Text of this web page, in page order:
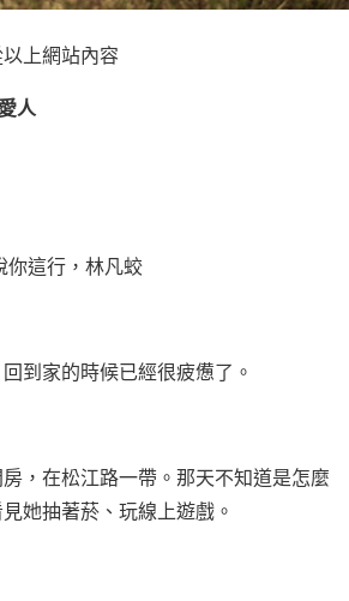
上網站內容
人
你這行，林凡蛟
到家的時候已經很疲憊了。
，在松江路一帶。那天不知道是怎麼
她抽著菸、玩線上遊戲。